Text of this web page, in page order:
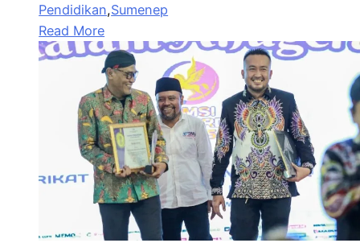
Pendidikan,Sumenep
Read More